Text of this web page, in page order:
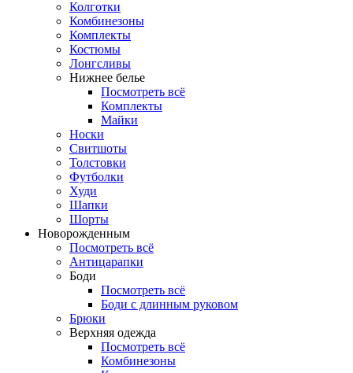
Колготки
Комбинезоны
Комплекты
Костюмы
Лонгсливы
Нижнее белье
Посмотреть всё
Комплекты
Майки
Носки
Свитшоты
Толстовки
Футболки
Худи
Шапки
Шорты
Новорожденным
Посмотреть всё
Антицарапки
Боди
Посмотреть всё
Боди с длинным руковом
Брюки
Верхняя одежда
Посмотреть всё
Комбинезоны